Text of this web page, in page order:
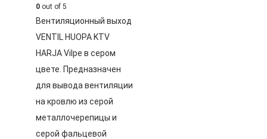
0 out of 5
Вентиляционный выход
VENTIL HUOPA KTV
HARJA Vilpe в сером
цвете. Предназначен
для вывода вентиляции
на кровлю из серой
металлочерепицы и
серой фальцевой